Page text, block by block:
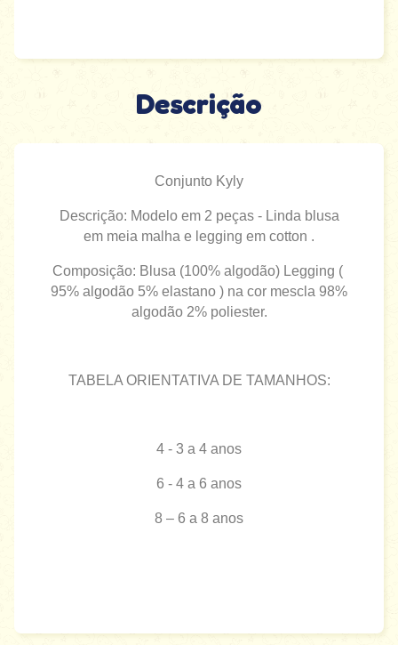
Descrição
Conjunto Kyly
Descrição: Modelo em 2 peças - Linda blusa
em meia malha e legging em cotton .
Composição: Blusa (100% algodão) Legging (
95% algodão 5% elastano ) na cor mescla 98%
algodão 2% poliester.
TABELA ORIENTATIVA DE TAMANHOS:
4 - 3 a 4 anos
6 - 4 a 6 anos
8 – 6 a 8 anos